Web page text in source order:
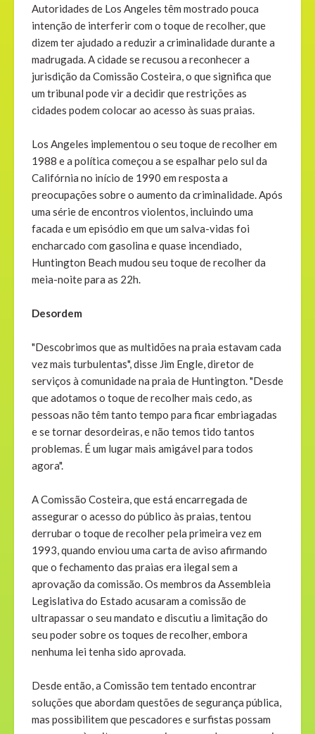
Autoridades de Los Angeles têm mostrado pouca
intenção de interferir com o toque de recolher, que
dizem ter ajudado a reduzir a criminalidade durante a
madrugada. A cidade se recusou a reconhecer a
jurisdição da Comissão Costeira, o que significa que
um tribunal pode vir a decidir que restrições as
cidades podem colocar ao acesso às suas praias.
Los Angeles implementou o seu toque de recolher em
1988 e a política começou a se espalhar pelo sul da
Califórnia no início de 1990 em resposta a
preocupações sobre o aumento da criminalidade. Após
uma série de encontros violentos, incluindo uma
facada e um episódio em que um salva-vidas foi
encharcado com gasolina e quase incendiado,
Huntington Beach mudou seu toque de recolher da
meia-noite para as 22h.
Desordem
"Descobrimos que as multidões na praia estavam cada
vez mais turbulentas", disse Jim Engle, diretor de
serviços à comunidade na praia de Huntington. "Desde
que adotamos o toque de recolher mais cedo, as
pessoas não têm tanto tempo para ficar embriagadas
e se tornar desordeiras, e não temos tido tantos
problemas. É um lugar mais amigável para todos
agora".
A Comissão Costeira, que está encarregada de
assegurar o acesso do público às praias, tentou
derrubar o toque de recolher pela primeira vez em
1993, quando enviou uma carta de aviso afirmando
que o fechamento das praias era ilegal sem a
aprovação da comissão. Os membros da Assembleia
Legislativa do Estado acusaram a comissão de
ultrapassar o seu mandato e discutiu a limitação do
seu poder sobre os toques de recolher, embora
nenhuma lei tenha sido aprovada.
Desde então, a Comissão tem tentado encontrar
soluções que abordam questões de segurança pública,
mas possibilitem que pescadores e surfistas possam